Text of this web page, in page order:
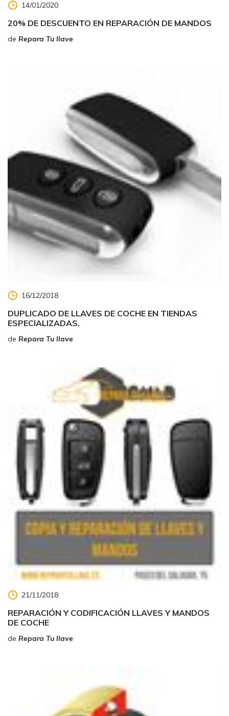
14/01/2020
20% DE DESCUENTO EN REPARACIÓN DE MANDOS
de Repara Tu llave
16/12/2018
DUPLICADO DE LLAVES DE COCHE EN TIENDAS
ESPECIALIZADAS.
de Repara Tu llave
21/11/2018
REPARACIÓN Y CODIFICACIÓN LLAVES Y MANDOS
DE COCHE
de Repara Tu llave